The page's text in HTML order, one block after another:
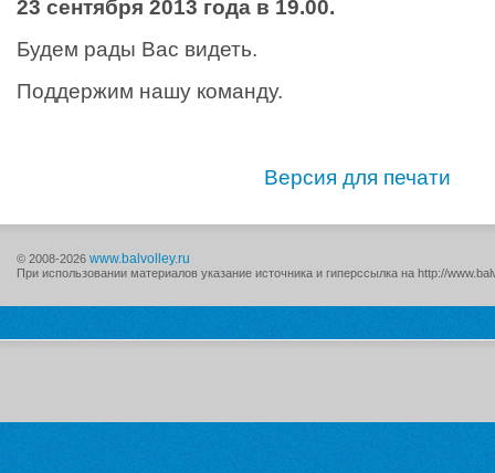
23 сентября 2013 года в 19.00.
Будем рады Вас видеть.
Поддержим нашу команду.
Версия для печати
© 2008-2026 www.balvolley.ru
При использовании материалов указание источника и гиперссылка на http://